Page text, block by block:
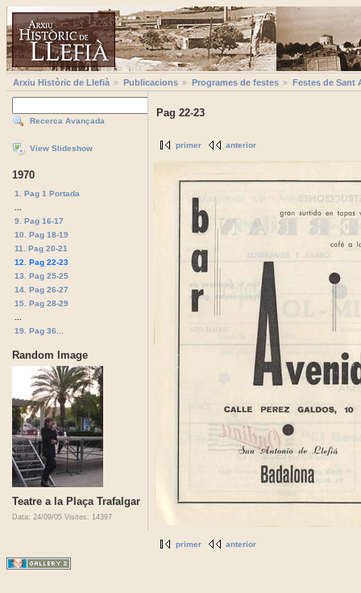
Arxiu Històric de Llefià Publicacions Programes de festes Festes de Sant
Recerca Avançada
View Slideshow
1970
1. Pag 1 Portada
9. Pag 16-17
10. Pag 18-19
11. Pag 20-21
12. Pag 22-23
13. Pag 25-25
14. Pag 26-27
15. Pag 28-29
19. Pag 36...
Random Image
Teatre a la Plaça Trafalgar
Data: 24/09/05 Visites: 14397
Pag 22-23
primer anterior
primer anterior